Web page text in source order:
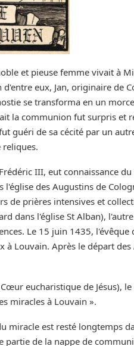
et pieuse femme vivait à
eux, Jan, originaire de
se transforma en un
la communion fut surpris et
guéri de sa cécité par un
reliques.
III, eut connaissance
l'église des Augustins de
de prières intensives et
dans l'église St Alban),
Le 15 juin 1435,
à Louvain. Après le départ
eucharistique de Jésus),
miracles à Louvain ».
miracle est resté longtemps
partie de la nappe de